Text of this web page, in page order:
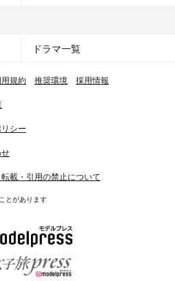
ドラマ一覧
規約 推奨環境 採用情報
シー
載・引用の禁止について
とがあります